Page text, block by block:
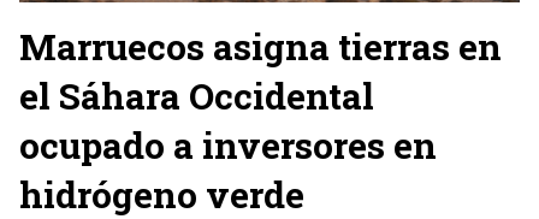
Marruecos asigna tierras en
el Sáhara Occidental
ocupado a inversores en
hidrógeno verde